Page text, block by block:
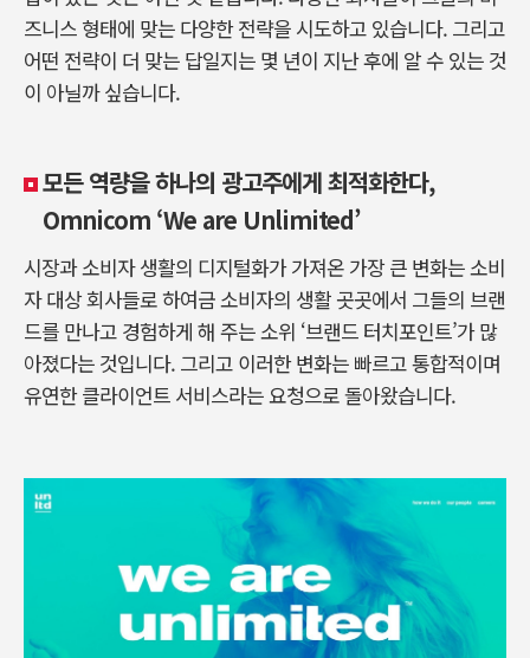
즈니스 형태에 맞는 다양한 전략을 시도하고 있습니다. 그리고
어떤 전략이 더 맞는 답일지는 몇 년이 지난 후에 알 수 있는 것
이 아닐까 싶습니다.
모든 역량을 하나의 광고주에게 최적화한다,
Omnicom ‘We are Unlimited’
시장과 소비자 생활의 디지털화가 가져온 가장 큰 변화는 소비
자 대상 회사들로 하여금 소비자의 생활 곳곳에서 그들의 브랜
드를 만나고 경험하게 해 주는 소위 ‘브랜드 터치포인트’가 많
아졌다는 것입니다. 그리고 이러한 변화는 빠르고 통합적이며
유연한 클라이언트 서비스라는 요청으로 돌아왔습니다.